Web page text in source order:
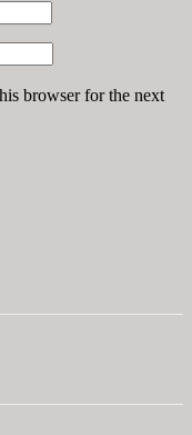
browser for the next